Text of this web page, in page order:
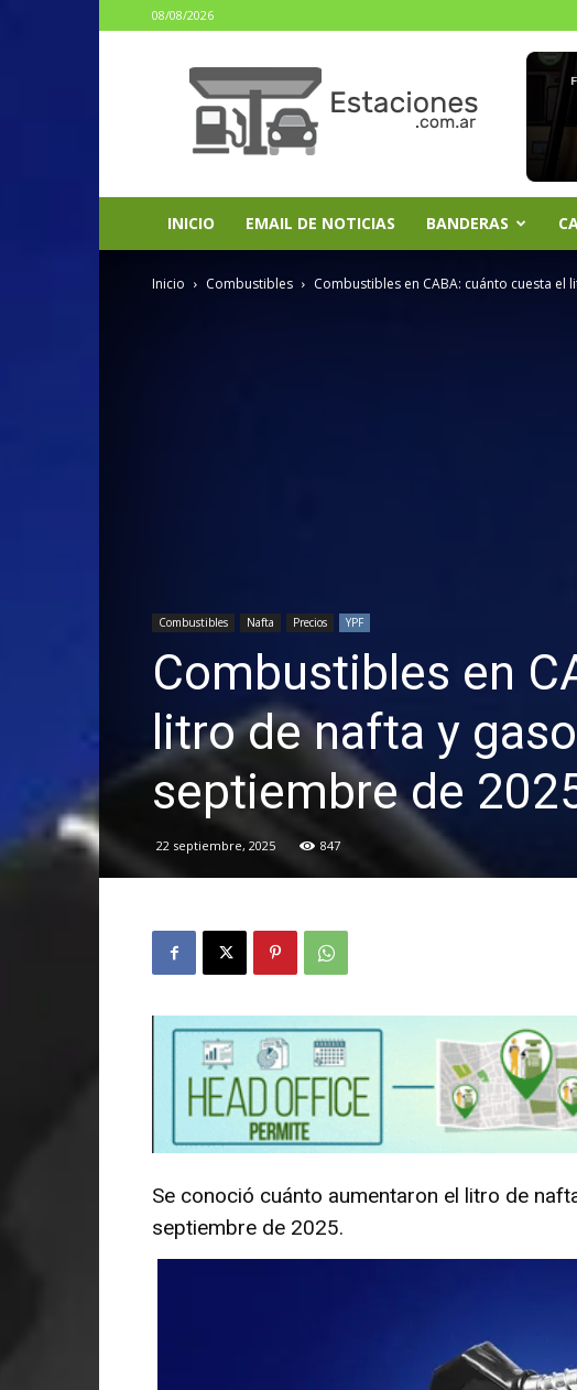
08/08/2026
INICIO EMAIL DE NOTICIAS BANDERAS
Inicio Combustibles Combustibles en CABA: cuánto cuesta el
Combustibles Nafta Precios YPF
Combustibles en
litro de nafta y
septiembre de
22 septiembre, 2025 847
Se conoció cuánto aumentaron el litro de
septiembre de 2025.